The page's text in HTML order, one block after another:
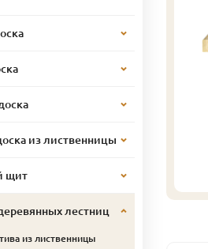
из лиственницы
щит
лестниц
из лиственницы